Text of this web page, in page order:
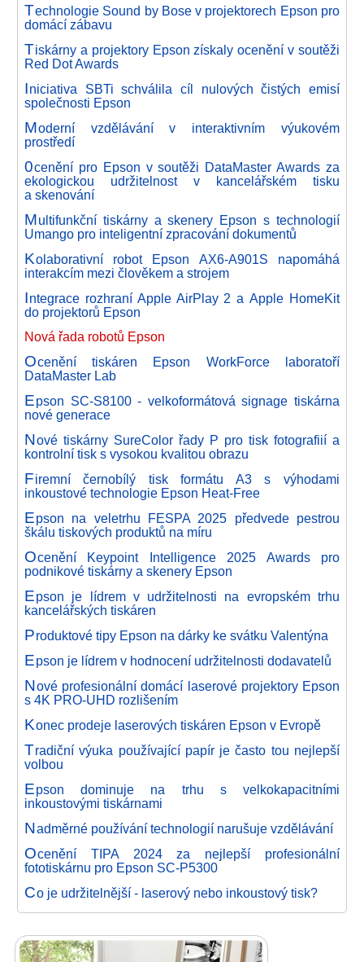
Technologie Sound by Bose v projektorech Epson pro
domácí zábavu
Tiskárny a projektory Epson získaly ocenění v soutěži
Red Dot Awards
Iniciativa SBTi schválila cíl nulových čistých emisí
společnosti Epson
Moderní vzdělávání v interaktivním výukovém
prostředí
0cenění pro Epson v soutěži DataMaster Awards za
ekologickou udržitelnost v kancelářském tisku
a skenování
Multifunkční tiskárny a skenery Epson s technologií
Umango pro inteligentní zpracování dokumentů
Kolaborativní robot Epson AX6-A901S napomáhá
interakcím mezi člověkem a strojem
Integrace rozhraní Apple AirPlay 2 a Apple HomeKit
do projektorů Epson
Nová řada robotů Epson
Ocenění tiskáren Epson WorkForce laboratoří
DataMaster Lab
Epson SC-S8100 - velkoformátová signage tiskárna
nové generace
Nové tiskárny SureColor řady P pro tisk fotografiií a
kontrolní tisk s vysokou kvalitou obrazu
Firemní černobílý tisk formátu A3 s výhodami
inkoustové technologie Epson Heat-Free
Epson na veletrhu FESPA 2025 předvede pestrou
škálu tiskových produktů na míru
Ocenění Keypoint Intelligence 2025 Awards pro
podnikové tiskárny a skenery Epson
Epson je lídrem v udržitelnosti na evropském trhu
kancelářských tiskáren
Produktové tipy Epson na dárky ke svátku Valentýna
Epson je lídrem v hodnocení udržitelnosti dodavatelů
Nové profesionální domácí laserové projektory Epson
s 4K PRO-UHD rozlišením
Konec prodeje laserových tiskáren Epson v Evropě
Tradiční výuka používající papír je často tou nejlepší
volbou
Epson dominuje na trhu s velkokapacitními
inkoustovými tiskárnami
Nadměrné používání technologií narušuje vzdělávání
Ocenění TIPA 2024 za nejlepší profesionální
fototiskárnu pro Epson SC-P5300
Co je udržitelnější - laserový nebo inkoustový tisk?